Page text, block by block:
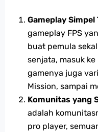
Gameplay Simpel
gameplay FPS
buat pemula
senjata, masuk
gamenya juga
Mission, sampai
Komunitas yang
adalah
pro player,